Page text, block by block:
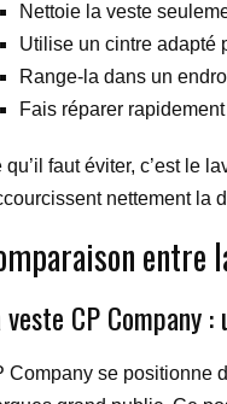
Nettoie la veste
Utilise un cintre adapté
Range-la dans un
Fais réparer
qu’il faut éviter, c’est le
nettement la
entre
veste CP Company
Company se positionne